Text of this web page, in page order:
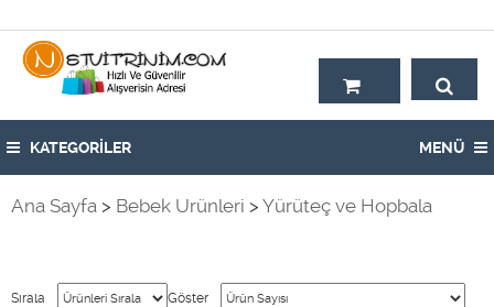
KATEGORİLER MENÜ
Ana Sayfa > Bebek Ürünleri > Yürüteç ve Hopbala
Sırala Göster